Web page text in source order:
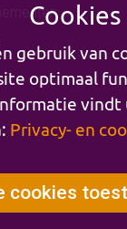
Cookies
gebruik van
optimaal
vindt
Privacy- en
cookies